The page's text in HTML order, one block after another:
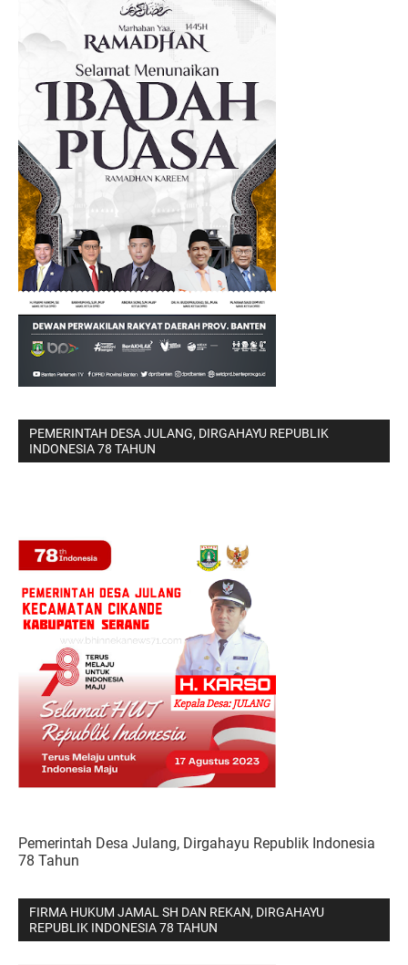
PEMERINTAH DESA JULANG, DIRGAHAYU REPUBLIK
INDONESIA 78 TAHUN
Pemerintah Desa Julang, Dirgahayu Republik Indonesia
78 Tahun
FIRMA HUKUM JAMAL SH DAN REKAN, DIRGAHAYU
REPUBLIK INDONESIA 78 TAHUN